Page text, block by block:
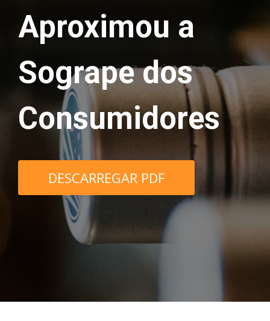
Aproximou a
Sogrape dos
Consumidores
DESCARREGAR PDF